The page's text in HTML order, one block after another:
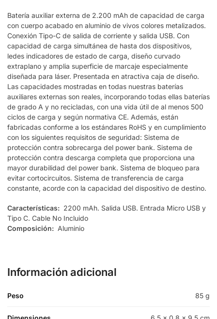
Batería auxiliar externa de 2.200 mAh de capacidad de carga
con cuerpo acabado en aluminio de vivos colores metalizados.
Conexión Tipo-C de salida de corriente y salida USB. Con
capacidad de carga simultánea de hasta dos dispositivos,
ledes indicadores de estado de carga, diseño curvado
extraplano y amplia superficie de marcaje especialmente
diseñada para láser. Presentada en atractiva caja de diseño.
Las capacidades mostradas en todas nuestras baterías
auxiliares externas son reales, incorporando todas ellas baterías
de grado A y no recicladas, con una vida útil de al menos 500
ciclos de carga y según normativa CE. Además, están
fabricadas conforme a los estándares RoHS y en cumplimiento
con los siguientes requisitos de seguridad: Sistema de
protección contra sobrecarga del power bank. Sistema de
protección contra descarga completa que proporciona una
mayor durabilidad del power bank. Sistema de bloqueo para
evitar cortocircuitos. Sistema de transferencia de carga
constante, acorde con la capacidad del dispositivo de destino.
Características: 2200 mAh. Salida USB. Entrada Micro USB y
Tipo C. Cable No Incluido
Composición: Aluminio
Información adicional
Peso 85 g